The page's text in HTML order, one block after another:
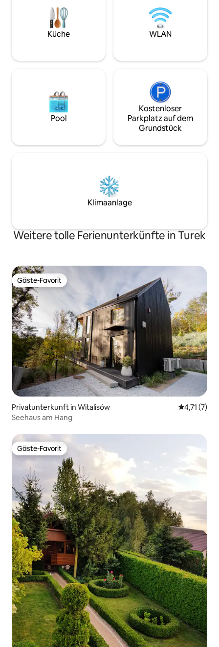
ein Baumhaus, ein SUP-Board und
Fahrräder zur Verfügung. Es ist der
perfekte Ort für einen Familienurlaub,
eine Reise mit Freunden oder ein
eingezäunten
direkt an den Stall
Grünflächen mit
Weiden. Es ist
entspannen.
Küche WLAN
Pool
Kostenloser
Parkplatz auf dem
Grundstück
Klimaanlage
Weitere tolle Ferienunterkünfte in Turek
Gäste-Favorit
Gäste-Favorit
Privatunterkunft in Witalisów
4,71 (7)
Seehaus am Hang
Gäste-Favorit
Gäste-Favorit